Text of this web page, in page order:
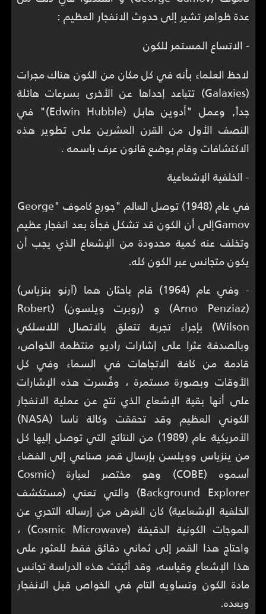
عدة ظواهر تشير إلى حدوث الانفجار العظيم :
- الاتساع المستمر للكون
لاحظ العلماء بأنه في كل مكان من الكون هناك مجرات
(Galaxies) تتباعد إحداها عن الأخرى بسرعات هائلة
جداً, وعمل "أدوين هابل (Edwin Hubble)" في
النصف الأول من القرن العشرين على تطوير هذه
الاكتشافات وقام بوضع قانون عرف باسمه .
- الخلفية الإشعاعية
في عام (1948) توصل العالم "جورج كاموف "George
Gamovإلى أن الكون قد تشكل فجأة بعد انفجار عظيم
وتخلف عنه كمية محدودة من الإشعاع الذي يجب أن
يكون متجانس عبر الكون كله.
- وفي عام (1964) قام باحثان هما (آرنو بنزياس)
(Arno Penziaz) و (روبرت ويلسون) (Robert
Wilson) بإجراء تجربة تتعلق بالاتصال اللاسلكي
وبالصدفة عثرا على إشارات راديو منتظمة الخواص،
قادمة من كافة الاتجاهات في السماء وفي كل
الأوقات وبصورة مستمرة ، وفُسرت هذه الإشارات
على أنها بقية الإشعاع الذي نتج عن عملية الانفجار
الكوني العظيم وقد تحققت وكالة ناسا (NASA)
الأمريكية عام (1989) من النتائج التي توصل إليها كل
من ينزياس وويلسن بإرسال قمر صناعي إلى الفضاء
أسموه (COBE) وهو مختصر لعبارة (Cosmic
Background Explorer) والتي تعني (مستكشف
الخلفية الإشعاعية) كان الغرض من إرساله التحري عن
الموجات الكونية الدقيقة (Cosmic Microwave) ،
واحتاج هذا القمر إلى ثماني دقائق فقط للعثور على
هذا الإشعاع وقياسه، وقد أثبتت هذه الدراسة تجانس
مادة الكون وتساويه التام في الخواص قبل الانفجار
وبعده.